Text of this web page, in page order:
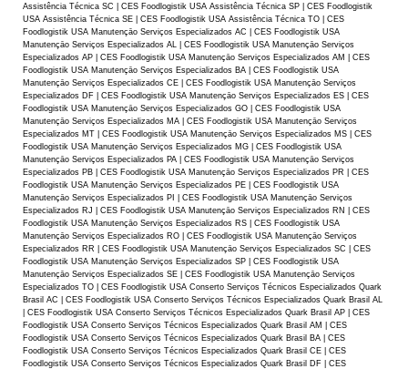
Assistência Técnica SC | CES Foodlogistik USA Assistência Técnica SP | CES Foodlogistik
USA Assistência Técnica SE | CES Foodlogistik USA Assistência Técnica TO | CES
Foodlogistik USA Manutençāo Serviços Especializados AC | CES Foodlogistik USA
Manutençāo Serviços Especializados AL | CES Foodlogistik USA Manutençāo Serviços
Especializados AP | CES Foodlogistik USA Manutençāo Serviços Especializados AM | CES
Foodlogistik USA Manutençāo Serviços Especializados BA | CES Foodlogistik USA
Manutençāo Serviços Especializados CE | CES Foodlogistik USA Manutençāo Serviços
Especializados DF | CES Foodlogistik USA Manutençāo Serviços Especializados ES | CES
Foodlogistik USA Manutençāo Serviços Especializados GO | CES Foodlogistik USA
Manutençāo Serviços Especializados MA | CES Foodlogistik USA Manutençāo Serviços
Especializados MT | CES Foodlogistik USA Manutençāo Serviços Especializados MS | CES
Foodlogistik USA Manutençāo Serviços Especializados MG | CES Foodlogistik USA
Manutençāo Serviços Especializados PA | CES Foodlogistik USA Manutençāo Serviços
Especializados PB | CES Foodlogistik USA Manutençāo Serviços Especializados PR | CES
Foodlogistik USA Manutençāo Serviços Especializados PE | CES Foodlogistik USA
Manutençāo Serviços Especializados PI | CES Foodlogistik USA Manutençāo Serviços
Especializados RJ | CES Foodlogistik USA Manutençāo Serviços Especializados RN | CES
Foodlogistik USA Manutençāo Serviços Especializados RS | CES Foodlogistik USA
Manutençāo Serviços Especializados RO | CES Foodlogistik USA Manutençāo Serviços
Especializados RR | CES Foodlogistik USA Manutençāo Serviços Especializados SC | CES
Foodlogistik USA Manutençāo Serviços Especializados SP | CES Foodlogistik USA
Manutençāo Serviços Especializados SE | CES Foodlogistik USA Manutençāo Serviços
Especializados TO | CES Foodlogistik USA Conserto Serviços Técnicos Especializados Quark
Brasil AC | CES Foodlogistik USA Conserto Serviços Técnicos Especializados Quark Brasil AL
| CES Foodlogistik USA Conserto Serviços Técnicos Especializados Quark Brasil AP | CES
Foodlogistik USA Conserto Serviços Técnicos Especializados Quark Brasil AM | CES
Foodlogistik USA Conserto Serviços Técnicos Especializados Quark Brasil BA | CES
Foodlogistik USA Conserto Serviços Técnicos Especializados Quark Brasil CE | CES
Foodlogistik USA Conserto Serviços Técnicos Especializados Quark Brasil DF | CES